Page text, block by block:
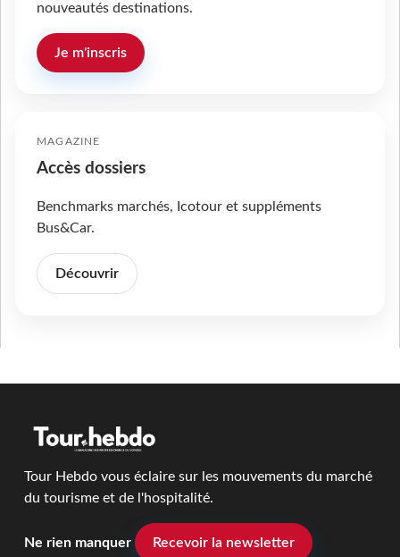
nouveautés destinations.
Je m'inscris
MAGAZINE
Accès dossiers
Benchmarks marchés, Icotour et suppléments
Bus&Car.
Découvrir
Tour Hebdo vous éclaire sur les mouvements du marché
du tourisme et de l'hospitalité.
Ne rien manquer Recevoir la newsletter